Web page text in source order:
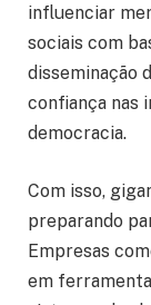
influenciar
sociais com
disseminação
confiança nas
democracia.
Com isso,
preparando
Empresas
em